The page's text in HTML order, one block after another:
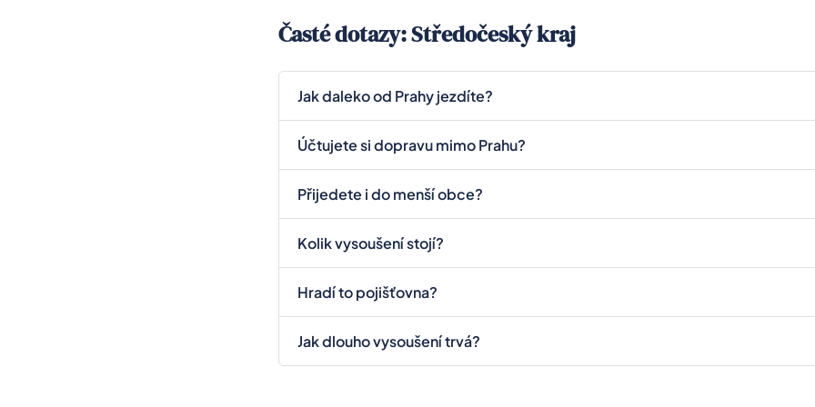
Časté dotazy: Středočeský kraj
Jak daleko od Prahy jezdíte?
Beroun, Mělník a další města. Dojezd je obvykle 30–60 minut.
Účtujete si dopravu mimo Prahu?
Přijedete i do menší obce?
Kolik vysoušení stojí?
Kč/den (bez DPH). Přesnou nabídku dáváme po obhlídce na místě.
Hradí to pojišťovna?
vysoušení zpravidla hradí. Připravíme kompletní dokumentaci.
Jak dlouho vysoušení trvá?